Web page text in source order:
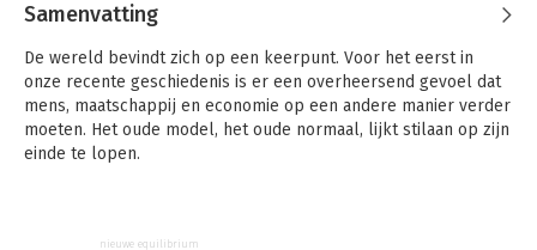
Samenvatting
De wereld bevindt zich op een keerpunt. Voor het eerst in
onze recente geschiedenis is er een overheersend gevoel dat
mens, maatschappij en economie op een andere manier verder
moeten. Het oude model, het oude normaal, lijkt stilaan op zijn
einde te lopen.
maatschappelijke evoluties op het vlak van wonen, werken,
nieuwe equilibrium